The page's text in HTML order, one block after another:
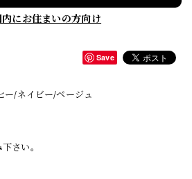
内にお住まいの方向け
Save
/ネイビー/ベージュ
さい。